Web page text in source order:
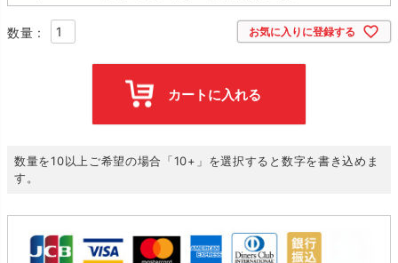
お気に入りに登録する
カートに入れる
数量を10以上ご希望の場合「10+」を選択すると数字を書き込めま
す。